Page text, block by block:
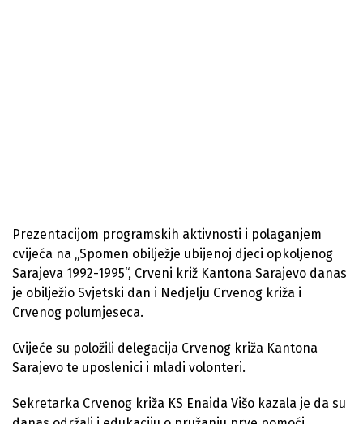
Prezentacijom programskih aktivnosti i polaganjem
cvijeća na „Spomen obilježje ubijenoj djeci opkoljenog
Sarajeva 1992-1995“, Crveni križ Kantona Sarajevo danas
je obilježio Svjetski dan i Nedjelju Crvenog križa i
Crvenog polumjeseca.
Cvijeće su položili delegacija Crvenog križa Kantona
Sarajevo te uposlenici i mladi volonteri.
Sekretarka Crvenog križa KS Enaida Višo kazala je da su